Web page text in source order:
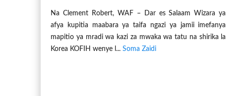
Na Clement Robert, WAF – Dar es Salaam Wizara ya
afya kupitia maabara ya taifa ngazi ya jamii imefanya
mapitio ya mradi wa kazi za mwaka wa tatu na shirika la
Korea KOFIH wenye l... Soma Zaidi